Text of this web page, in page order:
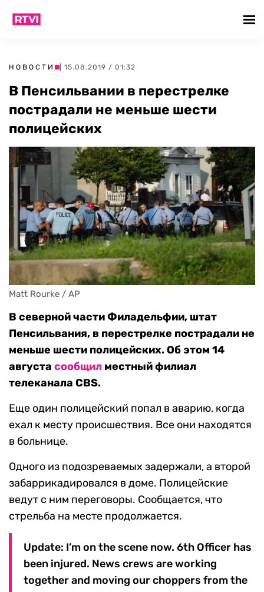
НОВОСТИ | 15.08.2019 / 01:32
В Пенсильвании в перестрелке
пострадали не меньше шести
полицейских
Matt Rourke / AP
В северной части Филадельфии, штат
Пенсильвания, в перестрелке пострадали не
меньше шести полицейских. Об этом 14
августа сообщил местный филиал
телеканала CBS.
Еще один полицейский попал в аварию, когда
ехал к месту происшествия. Все они находятся
в больнице.
Одного из подозреваемых задержали, а второй
забаррикадировался в доме. Полицейские
ведут с ним переговоры. Сообщается, что
стрельба на месте продолжается.
Update: I’m on the scene now. 6th Officer has
been injured. News crews are working
together and moving our choppers from the